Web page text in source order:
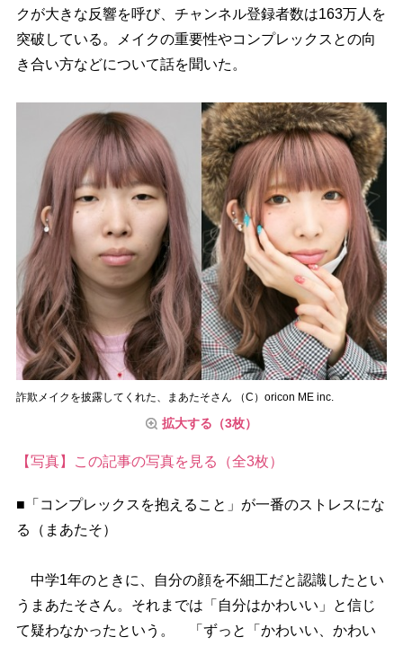
クが大きな反響を呼び、チャンネル登録者数は163万人を
突破している。メイクの重要性やコンプレックスとの向
き合い方などについて話を聞いた。
詐欺メイクを披露してくれた、まあたそさん （C）oricon ME inc.
拡大する（3枚）
【写真】この記事の写真を見る（全3枚）
■「コンプレックスを抱えること」が一番のストレスにな
る（まあたそ）
中学1年のときに、自分の顔を不細工だと認識したとい
うまあたそさん。それまでは「自分はかわいい」と信じ
て疑わなかったという。 「ずっと「かわいい、かわい